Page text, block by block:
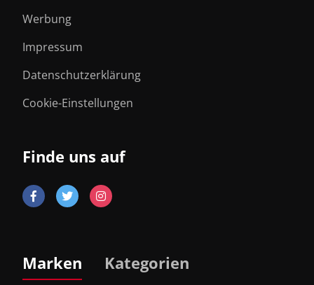
Werbung
Impressum
Datenschutzerklärung
Cookie-Einstellungen
Finde uns auf
Marken Kategorien